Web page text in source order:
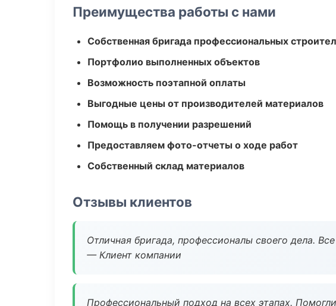
Преимущества работы с нами
Собственная бригада профессиональных
Портфолио выполненных объектов
Возможность поэтапной оплаты
Выгодные цены от производителей материалов
Помощь в получении разрешений
Предоставляем фото-отчеты о ходе работ
Собственный склад материалов
Отзывы клиентов
Отличная бригада, профессионалы своего дела.
— Клиент компании
Профессиональный подход на всех этапах.